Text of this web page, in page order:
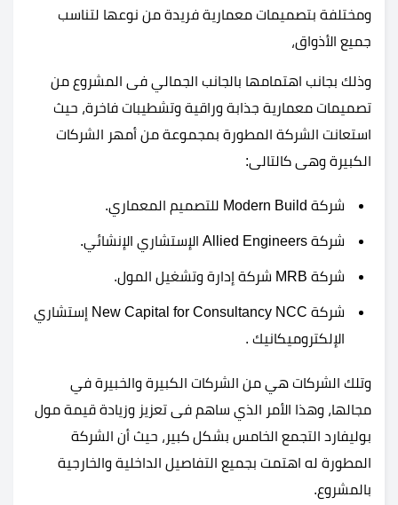
ومختلفة بتصميمات معمارية فريدة من نوعها لتناسب
جميع الأذواق،
وذلك بجانب اهتمامها بالجانب الجمالي فى المشروع من
تصميمات معمارية جذابة وراقية وتشطيبات فاخرة، حيث
استعانت الشركة المطورة بمجموعة من أمهر الشركات
الكبيرة وهى كالتالى:
شركة Modern Build للتصميم المعماري.
شركة Allied Engineers الإستشاري الإنشائي.
شركة MRB شركة إدارة وتشغيل المول.
شركة New Capital for Consultancy NCC إستشاري
الإلكتروميكانيك .
وتلك الشركات هي من الشركات الكبيرة والخبيرة في
مجالها، وهذا الأمر الذي ساهم فى تعزيز وزيادة قيمة مول
بوليفارد التجمع الخامس بشكل كبير، حيث أن الشركة
المطورة له اهتمت بجميع التفاصيل الداخلية والخارجية
بالمشروع.